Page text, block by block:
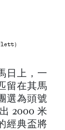
）
日上，一
留在其馬
選為頭號
2000 米
經典盃將